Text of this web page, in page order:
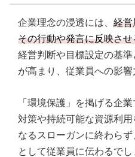
企業理念の浸透には、 経営
その行動や発言に反映さ
経営判断や目標設定の基
が高まり、従業員への影響
「環境保護」を掲げる企
対策や持続可能な資源利
なるスローガンに終わら
として従業員に伝わるでし